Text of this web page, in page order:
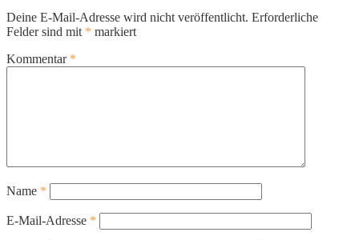
Deine E-Mail-Adresse wird nicht veröffentlicht. Erforderliche
Felder sind mit * markiert
Kommentar *
Name *
E-Mail-Adresse *